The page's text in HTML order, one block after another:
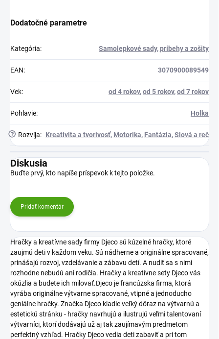
Dodatočné parametre
Kategória: Samolepkové sady, príbehy a zošity
EAN: 3070900089549
Vek: od 4 rokov,od 5 rokov,od 7 rokov
Pohlavie: Holka
? Rozvíja: Kreativita a tvorivosť, Motorika, Fantázia,Slová a reč
Diskusia
Buďte prvý, kto napíše príspevok k tejto položke.
Pridať komentár
Hračky a kreatívne sady firmy Djeco sú kúzelné hračky, ktoré
zaujmú deti v každom veku. Sú nádherne a originálne spracované,
prinášajú rozvoj, vzdelávanie a zábavu detí. A nudiť sa s nimi
rozhodne nebudú ani rodičia. Hračky a kreatívne sety Djeco vás
okúzlia a budete ich milovať.Djeco je francúzska firma, ktorá
vyrába originálne výtvarne spracované, vtipné a jednoducho
geniálne hračky. Značka Djeco kladie veľký dôraz na výtvarnú a
estetickú stránku - hračky navrhujú a ilustrujú veľmi talentovaní
výtvarníci, ktorí dodávajú už aj tak zaujímavým predmetom
perfektný vzhľad. Hračky Djeco vedia deti zabaviť a pri tom